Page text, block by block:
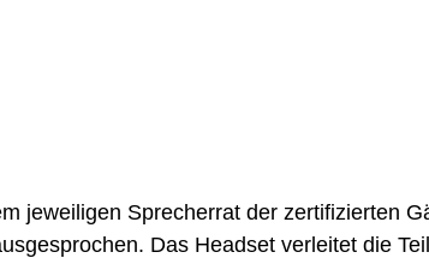
jeweiligen Sprecherrat der zertifizierten
Das Headset verleitet die